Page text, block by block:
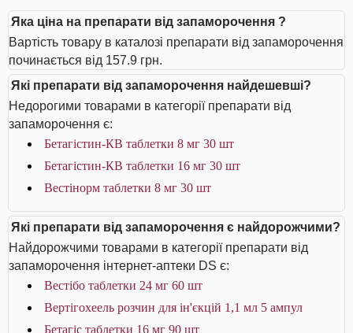
Яка ціна на препарати від запаморочення ?
Вартість товару в каталозі препарати від запаморочення
починається від 157.9 грн.
Які препарати від запаморочення найдешевші?
Недорогими товарами в категорії препарати від
запаморочення є:
Бетагістин-КВ таблетки 8 мг 30 шт
Бетагістин-КВ таблетки 16 мг 30 шт
Вестінорм таблетки 8 мг 30 шт
Які препарати від запаморочення є найдорожчими?
Найдорожчими товарами в категорії препарати від
запаморочення інтернет-аптеки DS є:
Вестібо таблетки 24 мг 60 шт
Вертігохеель розчин для ін'єкцій 1,1 мл 5 ампул
Бетагіс таблетки 16 мг 90 шт